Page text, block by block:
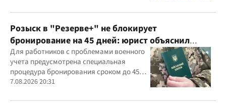
Розыск в "Резерве+" не блокирует
бронирование на 45 дней: юрист объяснил
важный нюанс
Для работников с проблемами военного
учета предусмотрена специальная
процедура бронирования сроком до 45
дней
7.08.2026 20:31